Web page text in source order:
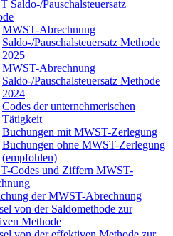
Saldo-/Pauschalsteuersatz
MWST-Abrechnung
Saldo-/Pauschalsteuersatz Methode
2025
MWST-Abrechnung
Saldo-/Pauschalsteuersatz Methode
2024
Codes der unternehmerischen
Tätigkeit
Buchungen mit MWST-Zerlegung
Buchungen ohne MWST-Zerlegung
(empfohlen)
Codes und Ziffern MWST-
der MWST-Abrechnung
von der Saldomethode zur
Methode